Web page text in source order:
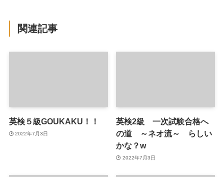
関連記事
英検５級GOUKAKU！！
2022年7月3日
英検2級 一次試験合格へ
の道 ～ネオ流～ らしい
かな？w
2022年7月3日